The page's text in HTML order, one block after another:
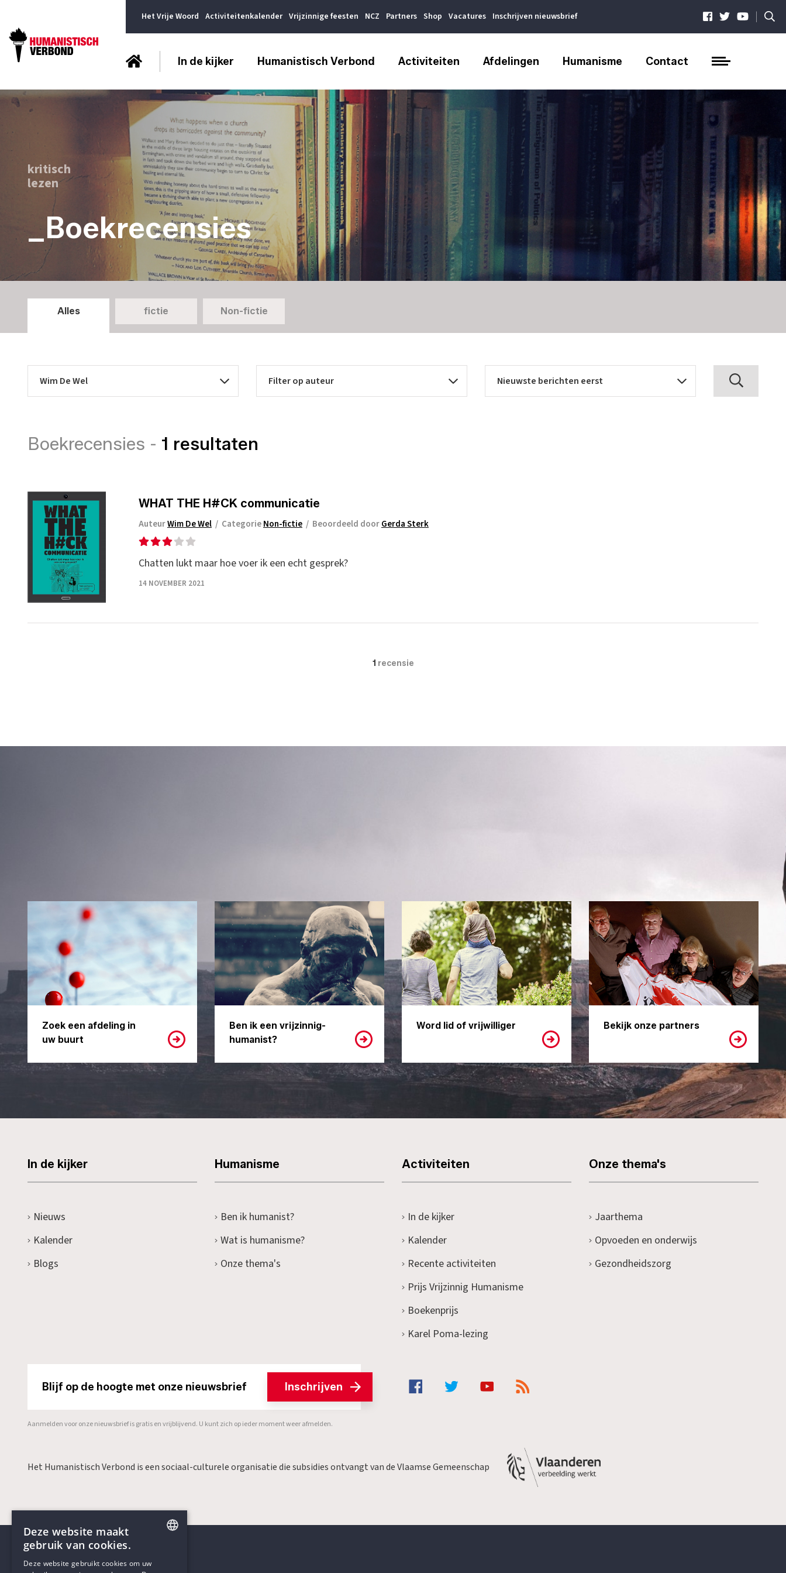
Het Vrije Woord Activiteitenkalender Vrijzinnige feesten NCZ Partners Shop Vacatures Inschrijven nieuwsbrief |
In de kijker Humanistisch Verbond Activiteiten Afdelingen Humanisme Contact
kritisch
lezen
_Boekrecensies
Alles fictie Non-fictie
Boekrecensies - 1 resultaten
WHAT THE H#CK communicatie
AuteurWim De Wel / CategorieNon-fictie / Beoordeeld doorGerda Sterk
Chatten lukt maar hoe voer ik een echt gesprek?
14 NOVEMBER 2021
1 recensie
Zoek een afdeling in
uw buurt
Ben ik een vrijzinnig-
humanist?
Word lid of vrijwilliger Bekijk onze partners
In de kijker
Nieuws
Kalender
Blogs
Humanisme
Ben ik humanist?
Wat is humanisme?
Onze thema's
Activiteiten
In de kijker
Kalender
Recente activiteiten
Prijs Vrijzinnig Humanisme
Boekenprijs
Karel Poma-lezing
Onze thema's
Jaarthema
Opvoeden en onderwijs
Gezondheidszorg
Blijf op de hoogte met onze nieuwsbrief Inschrijven
Aanmelden voor onze nieuwsbrief is gratis en vrijblijvend. U kunt zich op ieder moment weer afmelden.
Het Humanistisch Verbond is een sociaal-culturele organisatie die subsidies ontvangt van de Vlaamse Gemeenschap
Deze website maakt
gebruik van cookies.
Deze website gebruikt cookies om uw